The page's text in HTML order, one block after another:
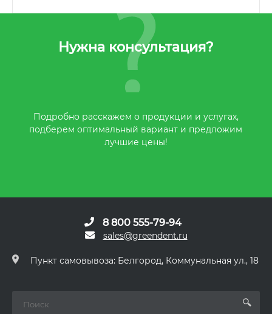
Нужна консультация?
Подробно расскажем о продукции и услугах,
подберем оптимальный вариант и предложим
лучшие цены!
8 800 555-79-94
sales@greendent.ru
Пункт самовывоза: Белгород, Коммунальная ул., 18